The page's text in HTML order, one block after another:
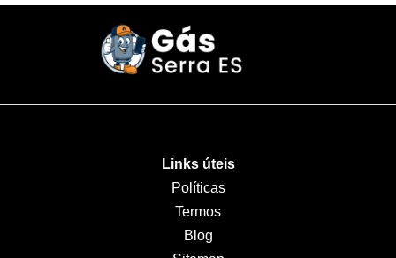
Links úteis
Políticas
Termos
Blog